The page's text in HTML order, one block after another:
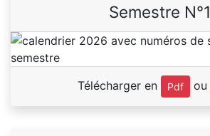
Semestre N°1
Télécharger en Pdf ou